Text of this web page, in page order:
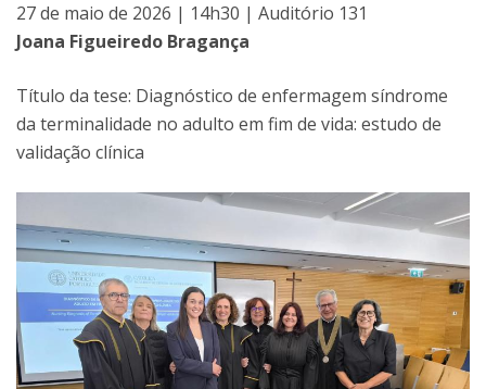
27 de maio de 2026 | 14h30 | Auditório 131
Joana Figueiredo Bragança
Título da tese: Diagnóstico de enfermagem síndrome
da terminalidade no adulto em fim de vida: estudo de
validação clínica